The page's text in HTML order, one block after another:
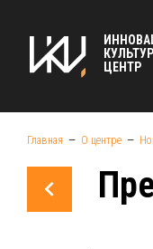
ЦЕНТР
Главная О центре